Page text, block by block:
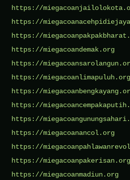
https://
https://
https://
https://miegacoandemak.org
https://
https://miegacoanlimapuluh.org
https://
https://
https://
https://miegacoanancol.org
https://
https://miegacoanpakerisan.org
https://miegacoanmadiun.org